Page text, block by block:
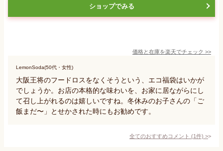
ショップでみる
価格と在庫を楽天でチェック >>
LemonSoda(50代・女性)
大阪王将のフードロスをなくそうという、エコ福袋はいかが
でしょうか。お店の本格的な味わいを、お家に居ながらにし
て召し上がれるのは嬉しいですね。冬休みのお子さんの「ご
飯まだ〜」とせかされた時にもお勧めです。
全てのおすすめコメント (1件) >